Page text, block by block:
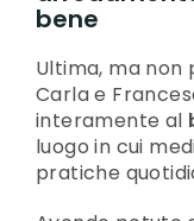
bene
Ultima, ma non
Carla e
interamente al
luogo in cui
pratiche